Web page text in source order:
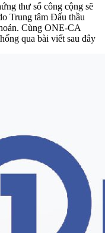
thư số công cộng sẽ
Trung tâm Đấu thầu
Cùng ONE-CA
qua bài viết sau đây